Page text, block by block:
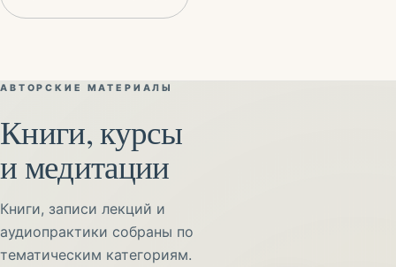
АВТОРСКИЕ МАТЕРИАЛЫ
Книги, курсы
и медитации
Книги, записи лекций и
аудиопрактики собраны по
тематическим категориям.